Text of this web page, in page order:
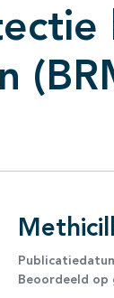
Beoordeeld op